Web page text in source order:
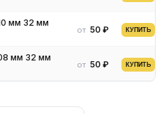
мм 32 мм
от 50 ₽ КУПИТЬ
мм 32 мм
от 50 ₽ КУПИТЬ